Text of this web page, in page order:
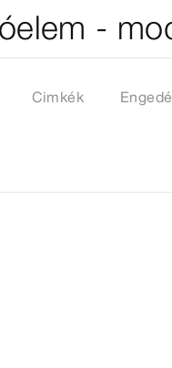
-
Cimkék